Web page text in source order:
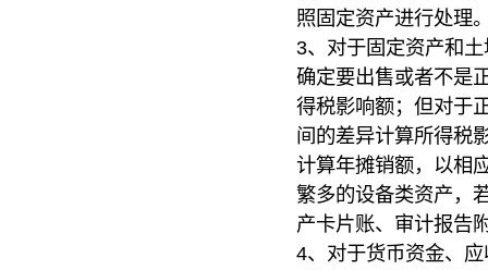
照固定资产进行处理
3、对于固定资产和
确定要出售或者不是
得税影响额；但对于
间的差异计算所得税
计算年摊销额，以相
繁多的设备类资产，
产卡片账、审计报告
4、对于货币资金、